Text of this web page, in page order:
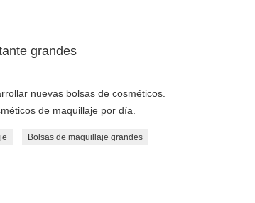
grandes
nuevas bolsas de cosméticos.
de maquillaje por día.
Bolsas de maquillaje grandes